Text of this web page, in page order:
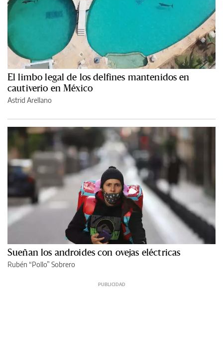
El limbo legal de los delfines mantenidos en
cautiverio en México
Astrid Arellano
Sueñan los androides con ovejas eléctricas
Rubén “Pollo” Sobrero